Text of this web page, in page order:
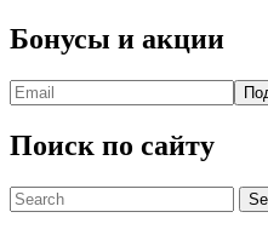
Бонусы и акции
Поиск по сайту
Search
for: